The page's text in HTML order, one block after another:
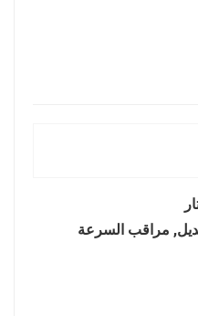
مراقب السرعة